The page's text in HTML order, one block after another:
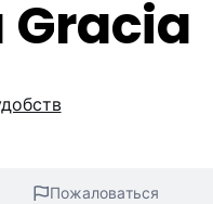
Gracia
Пожаловаться